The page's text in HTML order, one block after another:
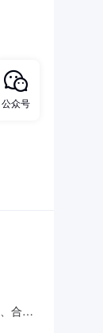
县林
合同
公众号